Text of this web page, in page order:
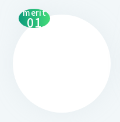
merit
01